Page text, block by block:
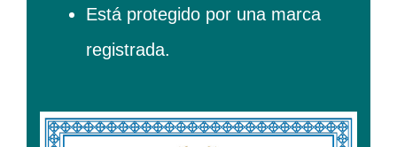
Está protegido por una marca
registrada.